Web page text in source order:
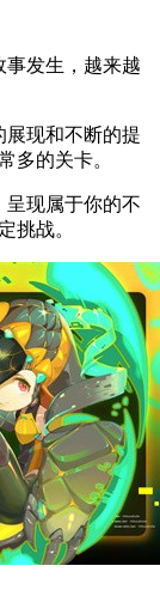
发生，越来越
现和不断的提
多的关卡。
现属于你的不
挑战。